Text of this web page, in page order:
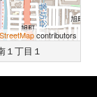
contributors
１丁目１